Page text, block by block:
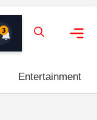
3
Entertainment